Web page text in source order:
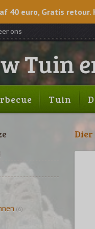
40 euro, Gratis retour.
ons
Tuin
Dier
(6)